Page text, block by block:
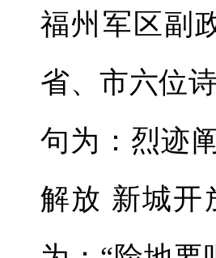
福州军区副
省、市六位
句为：烈迹
解放 新城开